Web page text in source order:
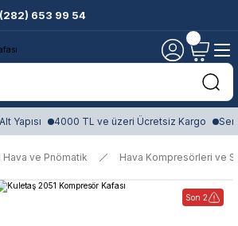
653 99 54
Yapısı 4000 TL ve üzeri Ücretsiz Kargo
Hava ve Pnömatik Hava Kompresörleri ve
Son 2